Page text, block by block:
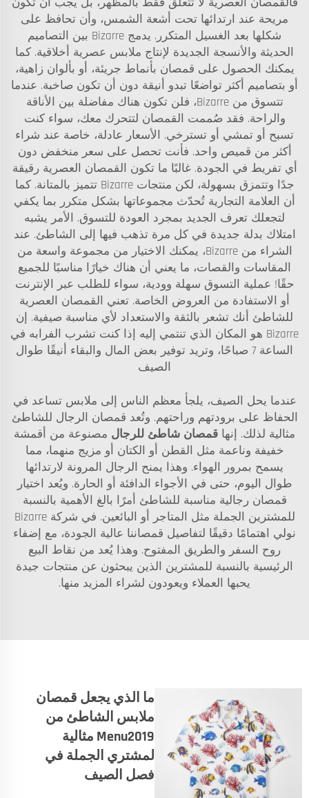
مريحة عند ارتدائها تحت أشعة الشمس، وأن تحافظ على
شكلها بعد الغسيل المتكرر. يدمج Bizarre بين التصاميم
الحديثة والأنسجة الجديدة لإنتاج ملابس عصرية أخلاقية. كما
يمكنك الحصول على قمصان بأنماط جريئة، أو بألوان زاهية،
أو بتصاميم أكثر تواضعًا تبدو أنيقة دون أن تكون صاخبة. عندما
تتسوق من Bizarre، فلن تكون هناك مفاضلة بين الأناقة
والراحة. فقد صُممت القمصان لتتحرك معك، سواء كنت
تسبح أو تمشي أو تسترخي. الأسعار عادلة، خاصة عند شراء
أكثر من قميص واحد. فأنت تحصل على سعر منخفض دون
أي تفريط في الجودة. غالبًا ما تكون القمصان العصرية رقيقة
جدًا وتتمزق بسهولة، لكن منتجات Bizarre تتميز بالمتانة. كما
أن العلامة التجارية تُحدّث مجموعاتها بشكل متكرر بما يكفي
لتجعلك تعرف الجديد بمجرد العودة للتسوق. الأمر يشبه
امتلاك بدلة جديدة في كل مرة تذهب فيها إلى الشاطئ. عند
الشراء من Bizarre، يمكنك الاختيار من مجموعة واسعة من
المقاسات والقصات، ما يعني أن هناك خيارًا مناسبًا للجميع
حقًا! عملية التسوق سهلة وودية، سواء للطلب عبر الإنترنت
أو الاستفادة من العروض الخاصة. تعني القمصان العصرية
للشاطئ أنك تشعر بالثقة والاستعداد لأي مناسبة صيفية. إن
Bizarre هو المكان الذي تنتمي إليه إذا كنت تشرب الفرابه في
الساعة 7 صباحًا، وتريد توفير بعض المال والبقاء أنيقًا طوال
الصيف
عندما يحل الصيف، يلجأ معظم الناس إلى ملابس تساعد في
الحفاظ على برودتهم وراحتهم. وتُعد قمصان الرجال للشاطئ
مثالية لذلك. إنها قمصان شاطئ للرجال مصنوعة من أقمشة
خفيفة وناعمة مثل القطن أو الكتان أو مزيج منهما، مما
يسمح بمرور الهواء. وهذا يمنح الرجال المرونة لارتدائها
طوال اليوم، حتى في الأجواء الدافئة أو الحارة. ويُعد اختيار
قمصان رجالية مناسبة للشاطئ أمرًا بالغ الأهمية بالنسبة
للمشترين الجملة مثل المتاجر أو البائعين. في شركة Bizarre
نولي اهتمامًا دقيقًا لتفاصيل قمصاننا عالية الجودة، مع إضفاء
روح السفر والطريق المفتوح. وهذا يُعد من نقاط البيع
الرئيسية بالنسبة للمشترين الذين يبحثون عن منتجات جيدة
يحبها العملاء ويعودون لشراء المزيد منها.
ما الذي يجعل قمصان
ملابس الشاطئ من
Menu2019 مثالية
لمشتري الجملة في
فصل الصيف